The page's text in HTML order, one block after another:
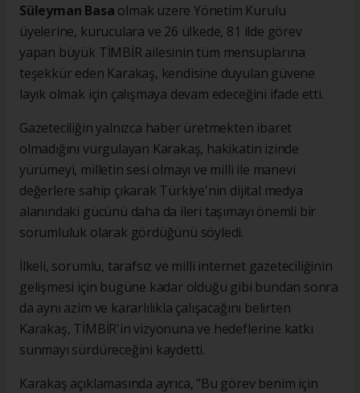
Süleyman Basa olmak üzere Yönetim Kurulu
üyelerine, kuruculara ve 26 ülkede, 81 ilde görev
yapan büyük TİMBİR ailesinin tüm mensuplarına
teşekkür eden Karakaş, kendisine duyulan güvene
layık olmak için çalışmaya devam edeceğini ifade etti.
Gazeteciliğin yalnızca haber üretmekten ibaret
olmadığını vurgulayan Karakaş, hakikatin izinde
yürümeyi, milletin sesi olmayı ve milli ile manevi
değerlere sahip çıkarak Türkiye'nin dijital medya
alanındaki gücünü daha da ileri taşımayı önemli bir
sorumluluk olarak gördüğünü söyledi.
İlkeli, sorumlu, tarafsız ve milli internet gazeteciliğinin
gelişmesi için bugüne kadar olduğu gibi bundan sonra
da aynı azim ve kararlılıkla çalışacağını belirten
Karakaş, TİMBİR'in vizyonuna ve hedeflerine katkı
sunmayı sürdüreceğini kaydetti.
Karakaş açıklamasında ayrıca, "Bu görev benim için